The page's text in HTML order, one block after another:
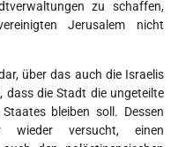
zu schaffen,
Jerusalem nicht
über das auch die Israelis
dass die Stadt die ungeteilte
bleiben soll. Dessen
wieder versucht, einen